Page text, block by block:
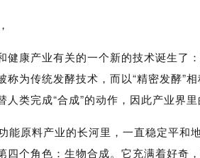
健康产业有关的一个新的技术诞生了
称为传统发酵技术，而以“精密发酵”
人类完成“合成”的动作，因此产业界里
能原料产业的长河里，一直稳定平和
四个角色：生物合成。它充满着好奇